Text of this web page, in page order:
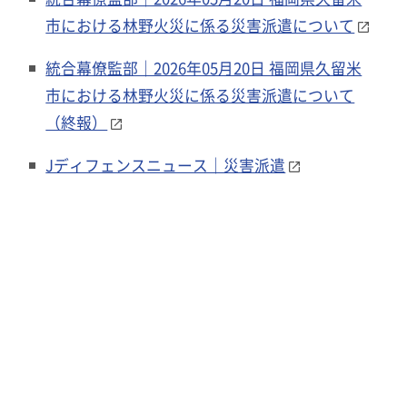
市における林野火災に係る災害派遣について
統合幕僚監部｜2026年05月20日 福岡県久留米
市における林野火災に係る災害派遣について
（終報）
Jディフェンスニュース｜災害派遣